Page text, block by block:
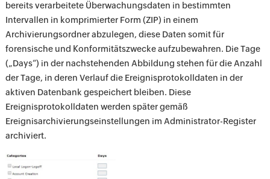
bereits verarbeitete Überwachungsdaten in bestimmten
Intervallen in komprimierter Form (ZIP) in einem
Archivierungsordner abzulegen, diese Daten somit für
forensische und Konformitätszwecke aufzubewahren. Die Tage
(„Days“) in der nachstehenden Abbildung stehen für die Anzahl
der Tage, in deren Verlauf die Ereignisprotokolldaten in der
aktiven Datenbank gespeichert bleiben. Diese
Ereignisprotokolldaten werden später gemäß
Ereignisarchivierungseinstellungen im Administrator-Register
archiviert.